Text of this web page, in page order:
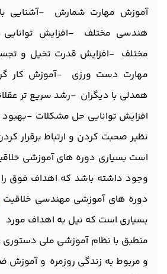
آموزش مهارت شمارش -آشنایی
هندسی مختلف -افزایش
مختلف -افزایش قدرت تخیل و
مهارت دست ورزی -آموزش کار
همدلی با دیگران -رشد سریع تر
افزایش توانایی حل مشکلات -
نظیر صحبت کردن و ارتباط برقرار
است بسیاری دوره های آموزشی
وجود داشته باشد که اهداف فوق را
دوره های آموزشی مهندسی خلاقیت
بسیاری است که نیل به اهداف مورد
منطبق با نظام آموزشی ملی
و مربوط به زندگی روزمره و آموزش